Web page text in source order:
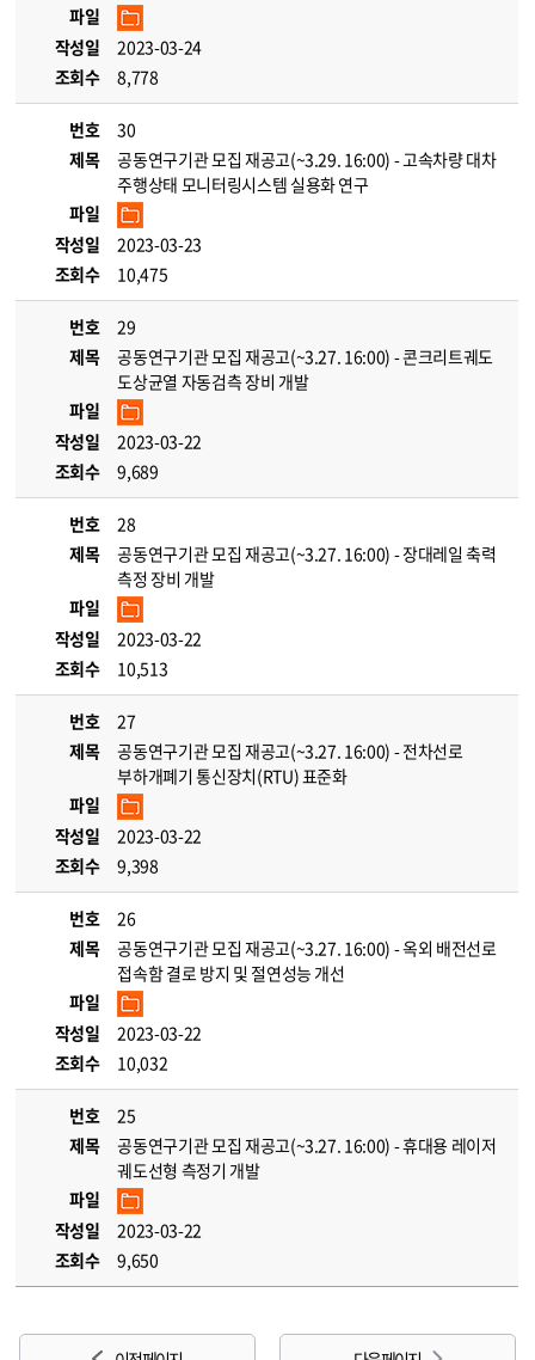
파일
작성일
2023-03-24
조회수
8,778
번호
30
제목
공동연구기관 모집 재공고(~3.29. 16:00) - 고속차량 대차
주행상태 모니터링시스템 실용화 연구
파일
작성일
2023-03-23
조회수
10,475
번호
29
제목
공동연구기관 모집 재공고(~3.27. 16:00) - 콘크리트궤도
도상균열 자동검측 장비 개발
파일
작성일
2023-03-22
조회수
9,689
번호
28
제목
공동연구기관 모집 재공고(~3.27. 16:00) - 장대레일 축력
측정 장비 개발
파일
작성일
2023-03-22
조회수
10,513
번호
27
제목
공동연구기관 모집 재공고(~3.27. 16:00) - 전차선로
부하개폐기 통신장치(RTU) 표준화
파일
작성일
2023-03-22
조회수
9,398
번호
26
제목
공동연구기관 모집 재공고(~3.27. 16:00) - 옥외 배전선로
접속함 결로 방지 및 절연성능 개선
파일
작성일
2023-03-22
조회수
10,032
번호
25
제목
공동연구기관 모집 재공고(~3.27. 16:00) - 휴대용 레이저
궤도선형 측정기 개발
파일
작성일
2023-03-22
조회수
9,650